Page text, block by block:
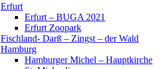
Erfurt
Erfurt – BUGA 2021
Erfurt Zoopark
Fischland- Darß – Zingst – der Wald
Hamburg
Hamburger Michel – Hauptkirche